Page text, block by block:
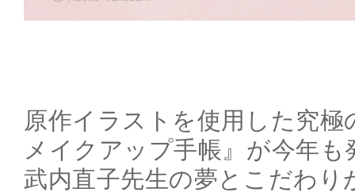
原作イラストを使用した究極
メイクアップ手帳』が今年も
武内直子先生の夢とこだわり